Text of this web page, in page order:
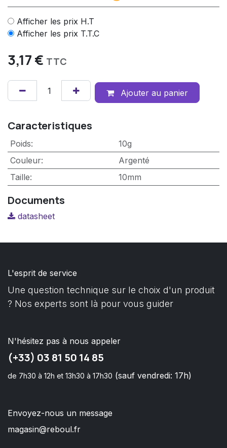
Afficher les prix H.T
Afficher les prix T.T.C
3,17€ TTC
Ajouter au panier
Caracteristiques
Poids:
10g
Couleur:
Argenté
Taille: 10mm
Documents
datasheet
L'esprit de service
Une question technique sur le choix d'un produit
? Nos experts sont là pour vous guider
N'hésitez pas à nous appeler
(+33) 03 81 50 14 85
de 7h30 à 12h et 13h30 à 17h30 (sauf vendredi: 17h)
Envoyez-nous un message
magasin@reboul.fr